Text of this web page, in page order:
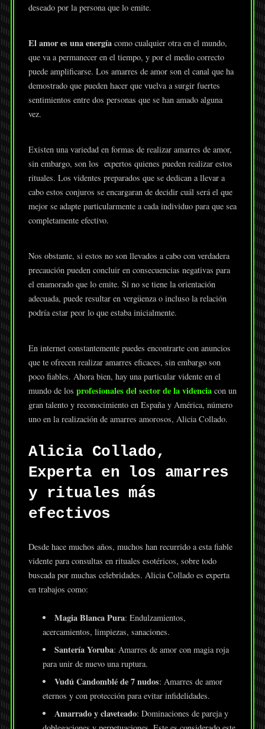
deseado por la persona que lo emite.
El amor es una energíacomo cualquier otra en el mundo,
que va a permanecer en el tiempo, y por el medio correcto
puede amplificarse. Los amarres de amor son el canal que ha
demostrado que pueden hacer que vuelva a surgir fuertes
sentimientos entre dos personas que se han amado alguna
vez.
Existen una variedad en formas de realizar amarres de amor,
sin embargo, son los expertos quienes pueden realizar estos
rituales. Los videntes preparados que se dedican a llevar a
cabo estos conjuros se encargaran de decidir cuál será el que
mejor se adapte particularmente a cada individuo para que sea
completamente efectivo.
Nos obstante, si estos no son llevados a cabo con verdadera
precaución pueden concluir en consecuencias negativas para
el enamorado que lo emite. Si no se tiene la orientación
adecuada, puede resultar en vergüenza o incluso la relación
podría estar peor lo que estaba inicialmente.
En internet constantemente puedes encontrarte con anuncios
que te ofrecen realizar amarres eficaces, sin embargo son
poco fiables. Ahora bien, hay una particular vidente en el
mundo de los profesionales del sector de la videnciacon un
gran talento y reconocimiento en España y América, número
uno en la realización de amarres amorosos, Alicia Collado.
Alicia Collado,
Experta en los amarres
y rituales más
efectivos
Desde hace muchos años, muchos han recurrido a esta fiable
vidente para consultas en rituales esotéricos, sobre todo
buscada por muchas celebridades. Alicia Collado es experta
en trabajos como:
Magia Blanca Pura: Endulzamientos,
acercamientos, limpiezas, sanaciones.
Santería Yoruba: Amarres de amor con magia roja
para unir de nuevo una ruptura.
Vudú Candomblé de 7 nudos: Amarres de amor
eternos y con protección para evitar infidelidades.
Amarrado y claveteado: Dominaciones de pareja y